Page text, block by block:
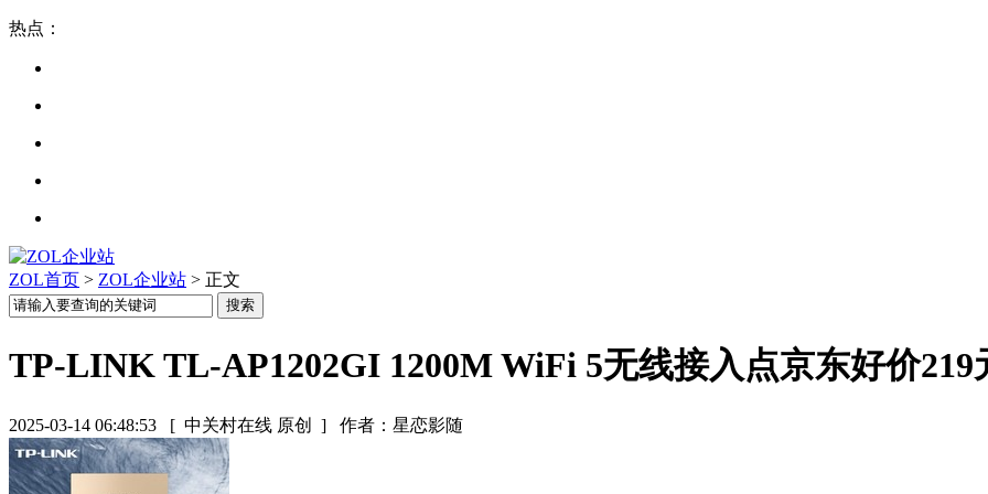
热点：
ZOL首页 > ZOL企业站 > 正文
TP-LINK TL-AP1202GI 1200M WiFi 5无线接入点京东好价219
2025-03-14 06:48:53 [ 中关村在线 原创 ] 作者：星恋影随